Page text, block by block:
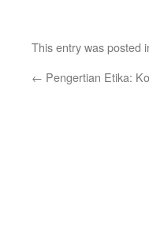
This entry was posted
← Pengertian Etika: